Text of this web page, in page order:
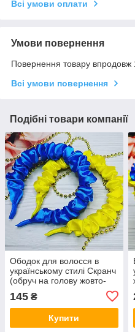
Всі умови оплати
Умови повернення
Повернення товару впродовж
Всі умови повернення
Подібні товари компанії
Ободок для волосся в
українському стилі Скранч
(обруч на голову жовто-
шкільний ручної роботи,
святковий)
145 ₴
Купити